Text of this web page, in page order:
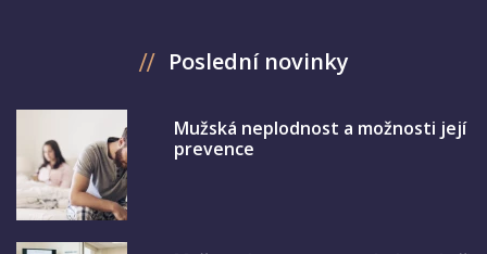
Poslední novinky
Mužská neplodnost a možnosti její
prevence